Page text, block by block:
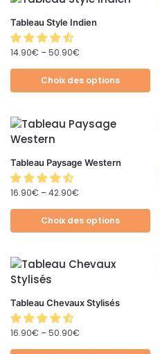
Tableau Style Indien
14.90€ –50.90€
Choix des options
Tableau Paysage Western
16.90€ –42.90€
Choix des options
Tableau Chevaux Stylisés
16.90€ –50.90€